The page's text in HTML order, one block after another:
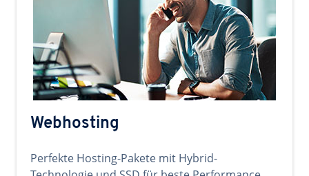
Webhosting
Perfekte Hosting-Pakete mit Hybrid-